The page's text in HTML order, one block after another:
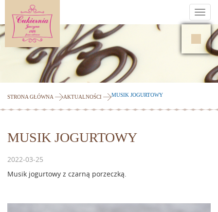
STRONA GŁÓWNA AKTUALNOŚCI MUSIK JOGURTOWY
MUSIK JOGURTOWY
2022-03-25
Musik jogurtowy z czarną porzeczką.